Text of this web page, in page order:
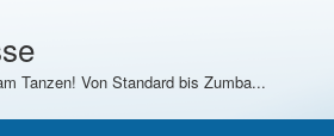
Tanzen! Von Standard bis Zumba...